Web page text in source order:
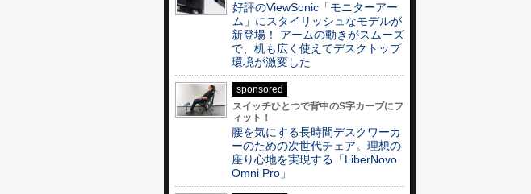
好評のViewSonic「モニターアー
ム」にスタイリッシュなモデルが
新登場！ アームの動きがスムーズ
で、机も広く使えてデスクトップ
環境が激変した
sponsored
スイッチひとつで背中のS字カーブにフ
ィット！
腰を気にする長時間デスクワーカ
ーのための次世代チェア。理想の
座り心地を実現する「LiberNovo
Omni Pro」